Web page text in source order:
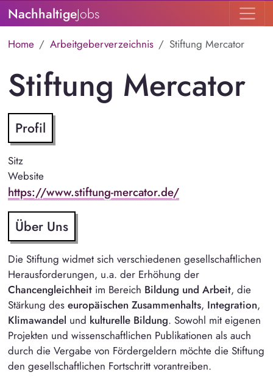
NachhaltigeJobs
Home Arbeitgeberverzeichnis Stiftung Mercator
Stiftung Mercator
Profil
Sitz
Website
https://www.stiftung-mercator.de/
Über Uns
Die Stiftung widmet sich verschiedenen gesellschaftlichen
Herausforderungen, u.a. der Erhöhung der
Chancengleichheitim Bereich Bildung und Arbeit, die
Stärkung des europäischen Zusammenhalts, Integration,
Klimawandel und kulturelle Bildung. Sowohl mit eigenen
Projekten und wissenschaftlichen Publikationen als auch
durch die Vergabe von Fördergeldern möchte die Stiftung
den gesellschaftlichen Fortschritt vorantreiben.